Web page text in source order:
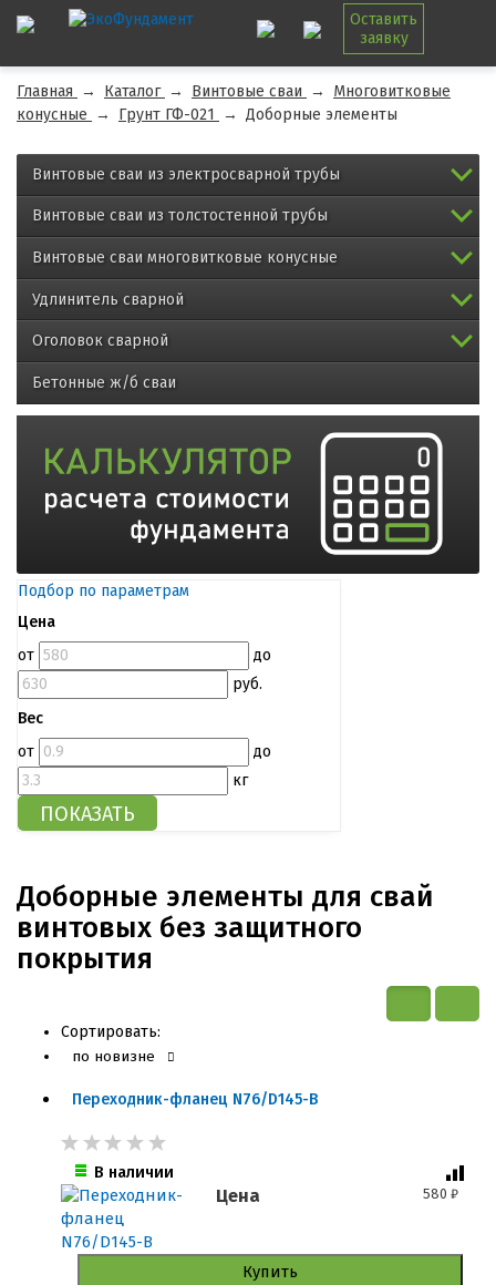
Оставить
заявку
Главная → Каталог → Винтовые сваи →
Многовитковые
конусные → Грунт ГФ-021 → Доборные элементы
Винтовые сваи из электросварной трубы
Винтовые сваи из толстостенной трубы
Винтовые сваи многовитковые конусные
Удлинитель сварной
Оголовок сварной
Бетонные ж/б сваи
Подбор по параметрам
Цена
от
до
руб.
Вес
от
до
кг
Доборные элементы для свай
винтовых без защитного
покрытия
Сортировать:
по новизне
Переходник-фланец N76/D145-B
В наличии
Цена 580₽
Купить